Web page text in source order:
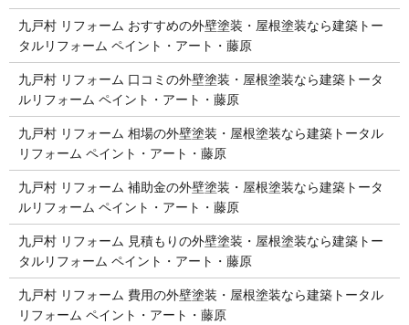
九戸村 リフォーム おすすめの外壁塗装・屋根塗装なら建築トー
タルリフォーム ペイント・アート・藤原
九戸村 リフォーム 口コミの外壁塗装・屋根塗装なら建築トータ
ルリフォーム ペイント・アート・藤原
九戸村 リフォーム 相場の外壁塗装・屋根塗装なら建築トータル
リフォーム ペイント・アート・藤原
九戸村 リフォーム 補助金の外壁塗装・屋根塗装なら建築トータ
ルリフォーム ペイント・アート・藤原
九戸村 リフォーム 見積もりの外壁塗装・屋根塗装なら建築トー
タルリフォーム ペイント・アート・藤原
九戸村 リフォーム 費用の外壁塗装・屋根塗装なら建築トータル
リフォーム ペイント・アート・藤原